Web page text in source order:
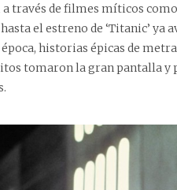
de filmes míticos como
el estreno de ‘Titanic’ ya
historias épicas de
tomaron la gran pantalla